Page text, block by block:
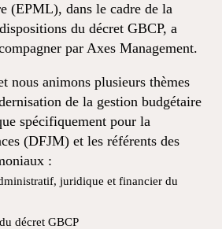
(EPML), dans le cadre de la
du décret GBCP, a
par Axes Management.
nous animons plusieurs thèmes
de la gestion budgétaire
spécifiquement pour la
(DFJM) et les référents des
:
juridique et financier du
décret GBCP